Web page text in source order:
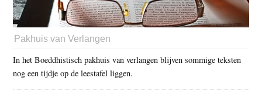
Pakhuis van Verlangen
In het Boeddhistisch pakhuis van verlangen blijven sommige teksten
nog een tijdje op de leestafel liggen.